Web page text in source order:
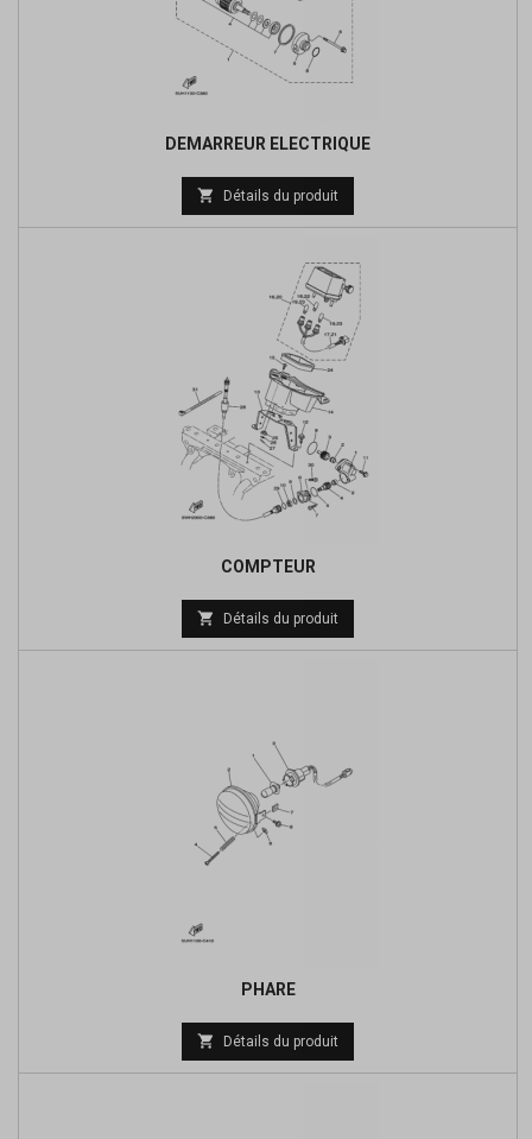
DEMARREUR ELECTRIQUE
Prix
de
 Détails du produit
COMPTEUR
Prix
de
 Détails du produit
PHARE
Prix
de
 Détails du produit